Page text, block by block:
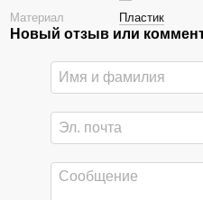
Материал
Пластик
Новый отзыв или